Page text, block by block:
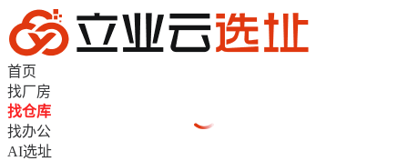
首页
找厂房
找仓库
找办公
AI选址